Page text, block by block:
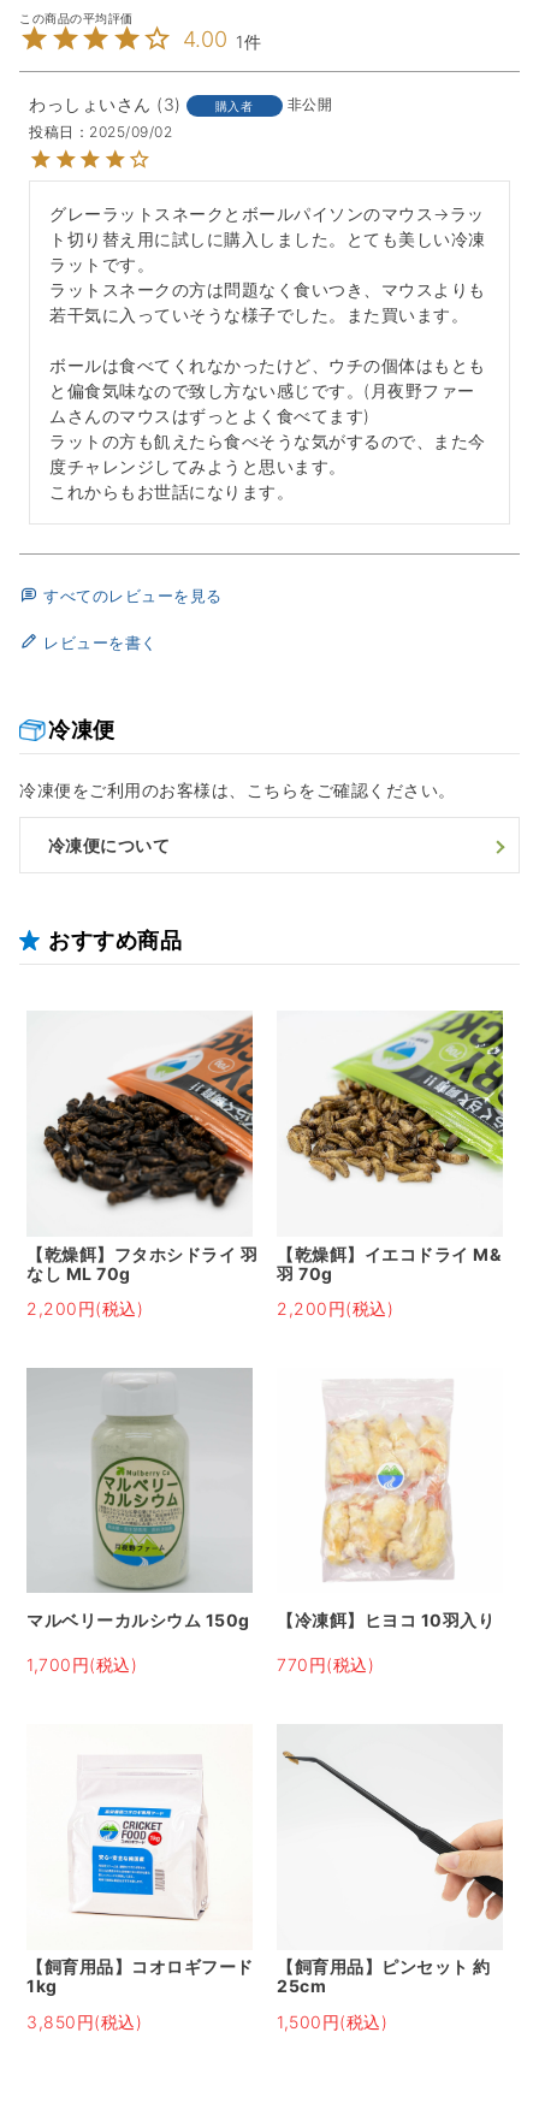
冷凍便
冷凍便をご利用のお客様は、こちらをご確認ください。
冷凍便について
おすすめ商品
【乾燥餌】フタホシドライ 羽
なし ML 70g
2,200円(税込)
【乾燥餌】イエコドライ M&
羽 70g
2,200円(税込)
マルベリーカルシウム 150g
1,700円(税込)
【冷凍餌】ヒヨコ 10羽入り
770円(税込)
【飼育用品】コオロギフード
1kg
3,850円(税込)
【飼育用品】ピンセット 約
25cm
1,500円(税込)
4.00 1
わっしょい 3 購入者
非公開
投稿日
2025/09/02
グレーラットスネークとボールパイソンのマウス→ラッ
ト切り替え用に試しに購入しました。とても美しい冷凍
ラットです。
ラットスネークの方は問題なく食いつき、マウスよりも
若干気に入っていそうな様子でした。また買います。
ボールは食べてくれなかったけど、ウチの個体はもとも
と偏食気味なので致し方ない感じです。(月夜野ファー
ムさんのマウスはずっとよく食べてます)
ラットの方も飢えたら食べそうな気がするので、また今
度チャレンジしてみようと思います。
これからもお世話になります。
すべてのレビューを見る
レビューを書く